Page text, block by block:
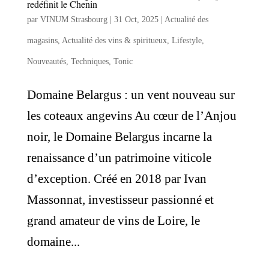
redéfinit le Chenin
par VINUM Strasbourg| 31 Oct, 2025| Actualité des
magasins, Actualité des vins & spiritueux, Lifestyle,
Nouveautés, Techniques, Tonic
Domaine Belargus : un vent nouveau sur
les coteaux angevins Au cœur de l’Anjou
noir, le Domaine Belargus incarne la
renaissance d’un patrimoine viticole
d’exception. Créé en 2018 par Ivan
Massonnat, investisseur passionné et
grand amateur de vins de Loire, le
domaine...